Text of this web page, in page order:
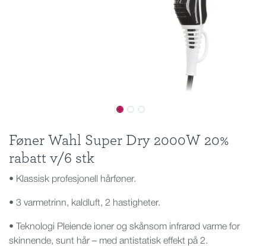
Føner Wahl Super Dry 2000W 20%
rabatt v/6 stk
• Klassisk profesjonell hårføner.
• 3 varmetrinn, kaldluft, 2 hastigheter.
• Teknologi Pleiende ioner og skånsom infrarød varme for
skinnende, sunt hår – med antistatisk effekt på 2.